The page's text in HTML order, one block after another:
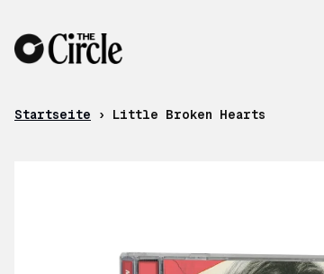
Startseite › Little Broken Hearts